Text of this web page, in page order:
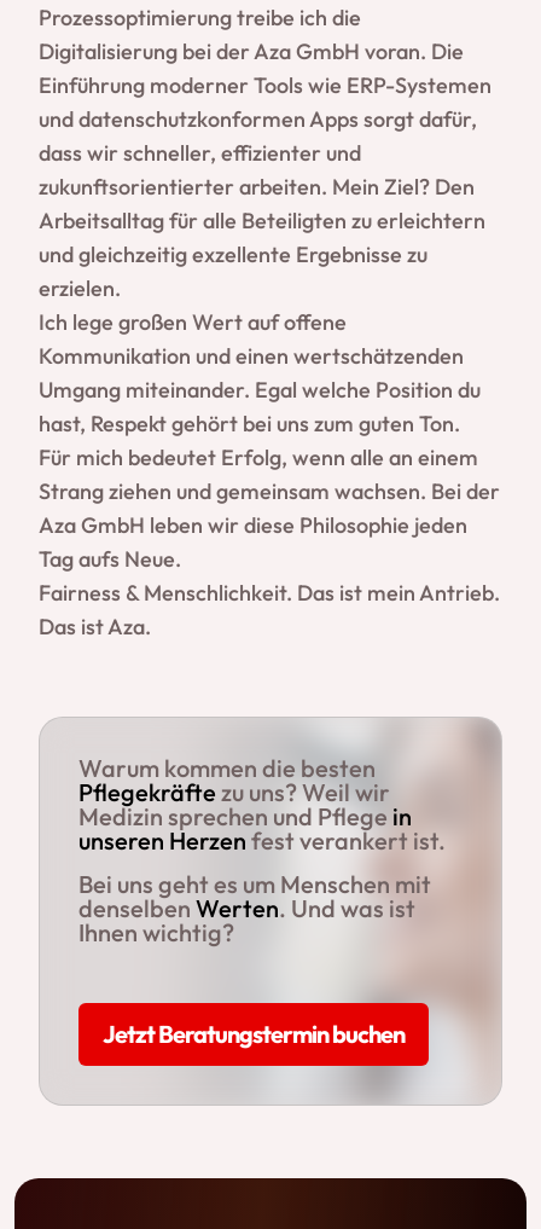
Prozessoptimierung treibe ich die
Digitalisierung bei der Aza GmbH voran. Die
Einführung moderner Tools wie ERP-Systemen
und datenschutzkonformen Apps sorgt dafür,
dass wir schneller, effizienter und
zukunftsorientierter arbeiten. Mein Ziel? Den
Arbeitsalltag für alle Beteiligten zu erleichtern
und gleichzeitig exzellente Ergebnisse zu
erzielen.
Ich lege großen Wert auf offene
Kommunikation und einen wertschätzenden
Umgang miteinander. Egal welche Position du
hast, Respekt gehört bei uns zum guten Ton.
Für mich bedeutet Erfolg, wenn alle an einem
Strang ziehen und gemeinsam wachsen. Bei der
Aza GmbH leben wir diese Philosophie jeden
Tag aufs Neue.
Fairness & Menschlichkeit. Das ist mein Antrieb.
Das ist Aza.
Warum kommen die besten
Pflegekräfte zu uns? Weil wir
Medizin sprechen und Pflege in
unseren Herzen fest verankert ist.
Bei uns geht es um Menschen mit
denselben Werten. Und was ist
Ihnen wichtig?
Jetzt Beratungstermin buchen